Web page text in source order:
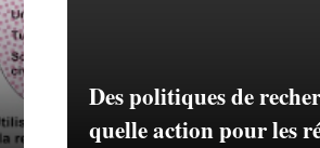
Des politiques de
quelle action pour les